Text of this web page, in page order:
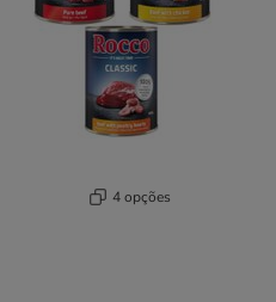
4 opções